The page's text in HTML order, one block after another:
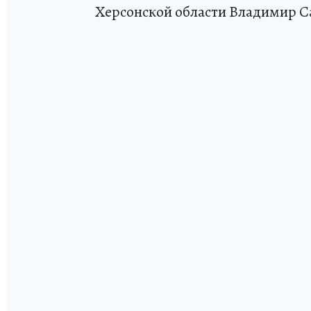
Херсонской области Владимир